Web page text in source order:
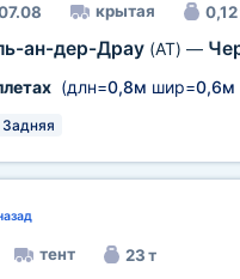
крытая 0,12
ан-дер-Драу (AT) —
(длн=0,8м шир=0,6м
Задняя
тент 23 т